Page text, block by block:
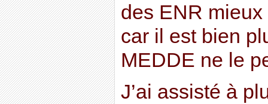
des ENR
car il est bien
MEDDE ne le
J’ai assisté à